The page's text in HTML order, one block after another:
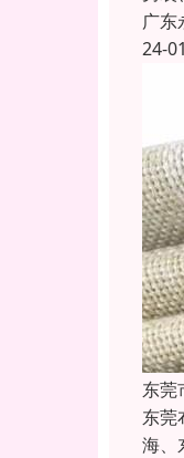
广东
24-
东莞
东莞
海